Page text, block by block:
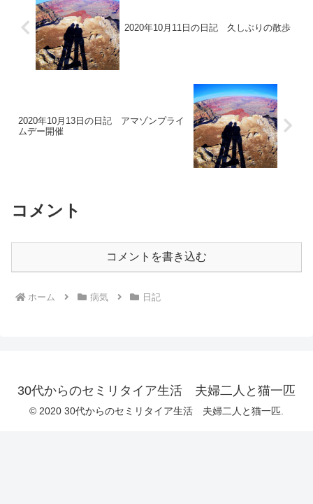
2020年10月11日の日記 久しぶりの散歩
2020年10月13日の日記 アマゾンプライ
ムデー開催
コメント
コメントを書き込む
ホーム 病気 日記
30代からのセミリタイア生活 夫婦二人と猫一匹
© 2020 30代からのセミリタイア生活 夫婦二人と猫一匹.